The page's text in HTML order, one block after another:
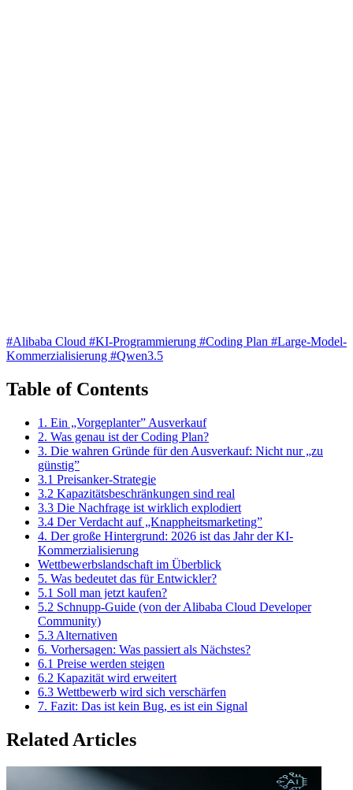
#Alibaba Cloud #KI-Programmierung #Coding Plan #Large-Model-
Kommerzialisierung #Qwen3.5
Table of Contents
1. Ein „Vorgeplanter” Ausverkauf
2. Was genau ist der Coding Plan?
3. Die wahren Gründe für den Ausverkauf: Nicht nur „zu
günstig”
3.1 Preisanker-Strategie
3.2 Kapazitätsbeschränkungen sind real
3.3 Die Nachfrage ist wirklich explodiert
3.4 Der Verdacht auf „Knappheitsmarketing”
4. Der große Hintergrund: 2026 ist das Jahr der KI-
Kommerzialisierung
Wettbewerbslandschaft im Überblick
5. Was bedeutet das für Entwickler?
5.1 Soll man jetzt kaufen?
5.2 Schnupp-Guide (von der Alibaba Cloud Developer
Community)
5.3 Alternativen
6. Vorhersagen: Was passiert als Nächstes?
6.1 Preise werden steigen
6.2 Kapazität wird erweitert
6.3 Wettbewerb wird sich verschärfen
7. Fazit: Das ist kein Bug, es ist ein Signal
Related Articles